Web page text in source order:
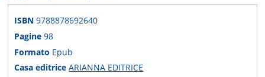
ISBN9788878692640
Pagine98
Formato Epub
Casa editriceARIANNA EDITRICE